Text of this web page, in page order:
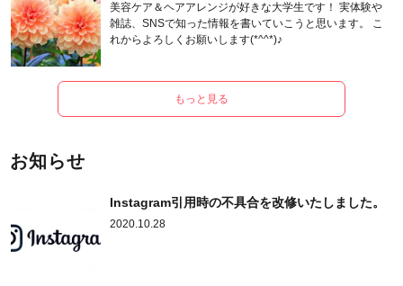
美容ケア＆ヘアアレンジが好きな大学生です！ 実体験や
雑誌、SNSで知った情報を書いていこうと思います。 こ
れからよろしくお願いします(*^^*)♪
もっと見る
お知らせ
Instagram引用時の不具合を改修いたしました。
2020.10.28